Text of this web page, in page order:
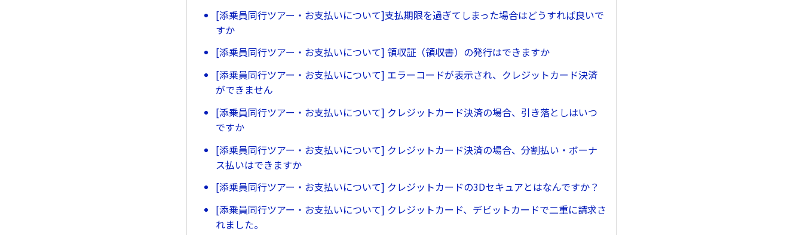
[添乗員同行ツアー・お支払いについて]支払期限を過ぎてしまった場合はどうすれば良いで
すか
[添乗員同行ツアー・お支払いについて] 領収証（領収書）の発行はできますか
[添乗員同行ツアー・お支払いについて] エラーコードが表示され、クレジットカード決済
ができません
[添乗員同行ツアー・お支払いについて] クレジットカード決済の場合、引き落としはいつ
ですか
[添乗員同行ツアー・お支払いについて] クレジットカード決済の場合、分割払い・ボーナ
ス払いはできますか
[添乗員同行ツアー・お支払いについて] クレジットカードの3Dセキュアとはなんですか？
[添乗員同行ツアー・お支払いについて] クレジットカード、デビットカードで二重に請求さ
れました。